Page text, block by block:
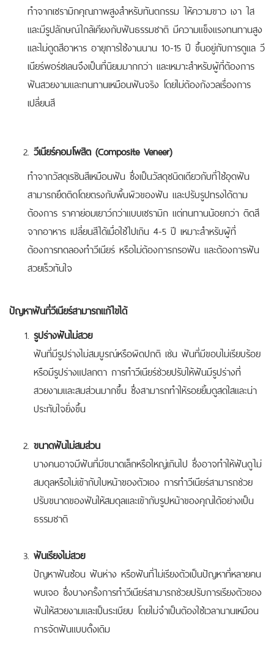
ทำจากเซรามิกคุณภาพสูงสำหรับทันตกรรม ให้ความขาว เงา ใส
และมีรูปลักษณ์ใกล้เคียงกับฟันธรรมชาติ มีความแข็งแรงทนทานสูง
และไม่ดูดสีอาหาร อายุการใช้งานนาน 10-15 ปี ขึ้นอยู่กับการดูแล วี
เนียร์พอร์ซเลนจึงเป็นที่นิยมมากกว่า และเหมาะสำหรับผู้ที่ต้องการ
ฟันสวยงามและทนทานเหมือนฟันจริง โดยไม่ต้องกังวลเรื่องการ
เปลี่ยนสี
วีเนียร์คอมโพสิต (Composite Veneer)
ทำจากวัสดุเรซินสีเหมือนฟัน ซึ่งเป็นวัสดุชนิดเดียวกับที่ใช้อุดฟัน
สามารถยึดติดโดยตรงกับพื้นผิวของฟัน และปรับรูปทรงได้ตาม
ต้องการ ราคาย่อมเยาว์กว่าแบบเซรามิก แต่ทนทานน้อยกว่า ติดสี
จากอาหาร เปลี่ยนสีได้เมื่อใช้ไปเกิน 4-5 ปี เหมาะสำหรับผู้ที่
ต้องการทดลองทำวีเนียร์ หรือไม่ต้องการกรอฟัน และต้องการฟัน
สวยเร็วทันใจ
ปัญหาฟันที่วีเนียร์สามารถแก้ไขได้
รูปร่างฟันไม่สวย
ฟันที่มีรูปร่างไม่สมบูรณ์หรือผิดปกติ เช่น ฟันที่มีขอบไม่เรียบร้อย
หรือมีรูปร่างแปลกตา การทำวีเนียร์ช่วยปรับให้ฟันมีรูปร่างที่
สวยงามและสมส่วนมากขึ้น ซึ่งสามารถทำให้รอยยิ้มดูสดใสและน่า
ประทับใจยิ่งขึ้น
ขนาดฟันไม่สมส่วน
บางคนอาจมีฟันที่มีขนาดเล็กหรือใหญ่เกินไป ซึ่งอาจทำให้ฟันดูไม่
สมดุลหรือไม่เข้ากับใบหน้าของตัวเอง การทำวีเนียร์สามารถช่วย
ปรับขนาดของฟันให้สมดุลและเข้ากับรูปหน้าของคุณได้อย่างเป็น
ธรรมชาติ
ฟันเรียงไม่สวย
ปัญหาฟันซ้อน ฟันห่าง หรือฟันที่ไม่เรียงตัวเป็นปัญหาที่หลายคน
พบเจอ ซึ่งบางครั้งการทำวีเนียร์สามารถช่วยปรับการเรียงตัวของ
ฟันให้สวยงามและเป็นระเบียบ โดยไม่จำเป็นต้องใช้เวลานานเหมือน
การจัดฟันแบบดั้งเดิม